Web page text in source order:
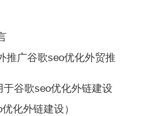
推广谷歌seo优化外贸推
谷歌seo优化外链建设
化外链建设）